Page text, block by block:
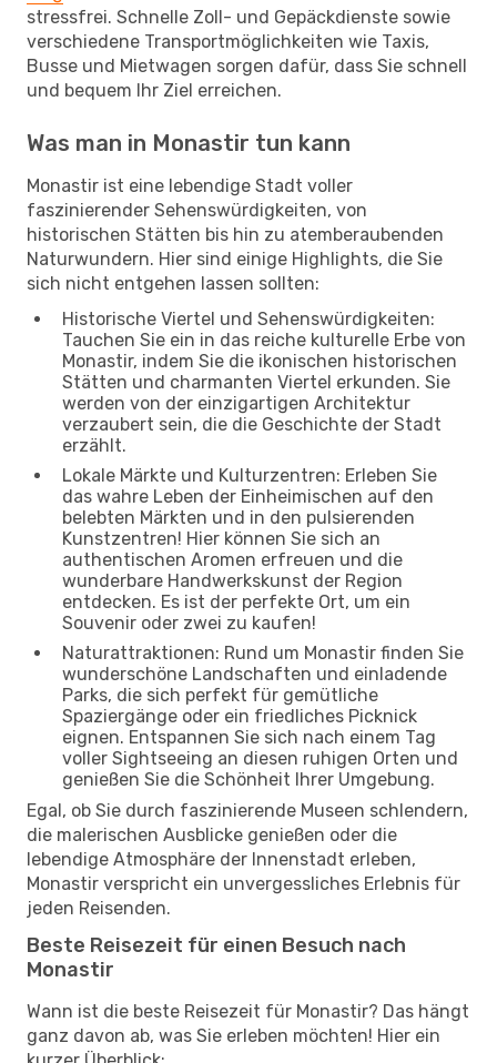
stressfrei. Schnelle Zoll- und Gepäckdienste sowie
verschiedene Transportmöglichkeiten wie Taxis,
Busse und Mietwagen sorgen dafür, dass Sie schnell
und bequem Ihr Ziel erreichen.
Was man in Monastir tun kann
Monastir ist eine lebendige Stadt voller
faszinierender Sehenswürdigkeiten, von
historischen Stätten bis hin zu atemberaubenden
Naturwundern. Hier sind einige Highlights, die Sie
sich nicht entgehen lassen sollten:
Historische Viertel und Sehenswürdigkeiten:
Tauchen Sie ein in das reiche kulturelle Erbe von
Monastir, indem Sie die ikonischen historischen
Stätten und charmanten Viertel erkunden. Sie
werden von der einzigartigen Architektur
verzaubert sein, die die Geschichte der Stadt
erzählt.
Lokale Märkte und Kulturzentren: Erleben Sie
das wahre Leben der Einheimischen auf den
belebten Märkten und in den pulsierenden
Kunstzentren! Hier können Sie sich an
authentischen Aromen erfreuen und die
wunderbare Handwerkskunst der Region
entdecken. Es ist der perfekte Ort, um ein
Souvenir oder zwei zu kaufen!
Naturattraktionen: Rund um Monastir finden Sie
wunderschöne Landschaften und einladende
Parks, die sich perfekt für gemütliche
Spaziergänge oder ein friedliches Picknick
eignen. Entspannen Sie sich nach einem Tag
voller Sightseeing an diesen ruhigen Orten und
genießen Sie die Schönheit Ihrer Umgebung.
Egal, ob Sie durch faszinierende Museen schlendern,
die malerischen Ausblicke genießen oder die
lebendige Atmosphäre der Innenstadt erleben,
Monastir verspricht ein unvergessliches Erlebnis für
jeden Reisenden.
Beste Reisezeit für einen Besuch nach
Monastir
Wann ist die beste Reisezeit für Monastir? Das hängt
ganz davon ab, was Sie erleben möchten! Hier ein